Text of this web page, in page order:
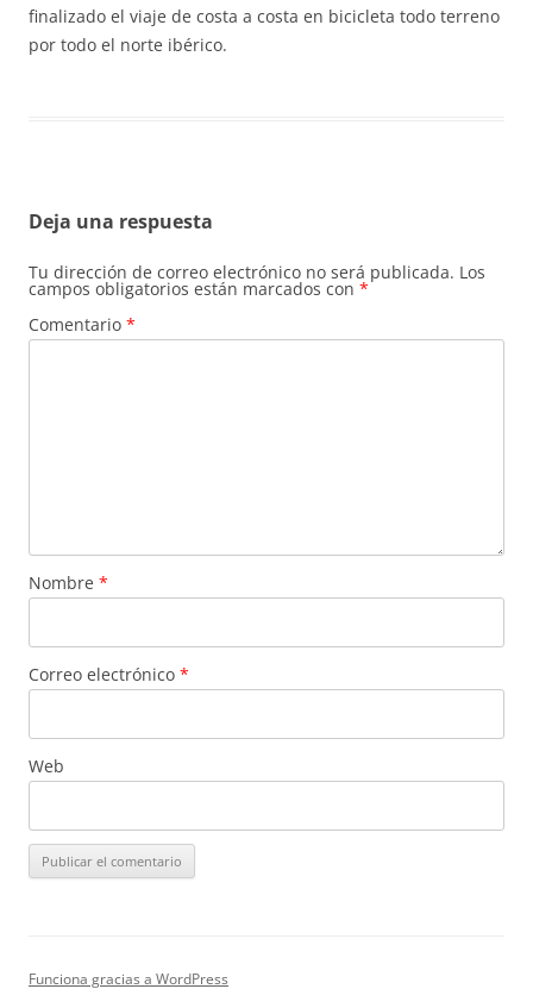
finalizado el viaje de costa a costa en bicicleta todo terreno
por todo el norte ibérico.
Deja una respuesta
Tu dirección de correo electrónico no será publicada. Los
campos obligatorios están marcados con *
Comentario *
Nombre *
Correo electrónico *
Web
Funciona gracias a WordPress